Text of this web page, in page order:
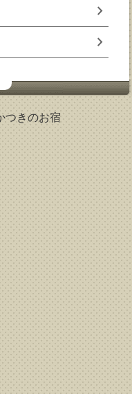
chevron_right
chevron_right
つきのお宿